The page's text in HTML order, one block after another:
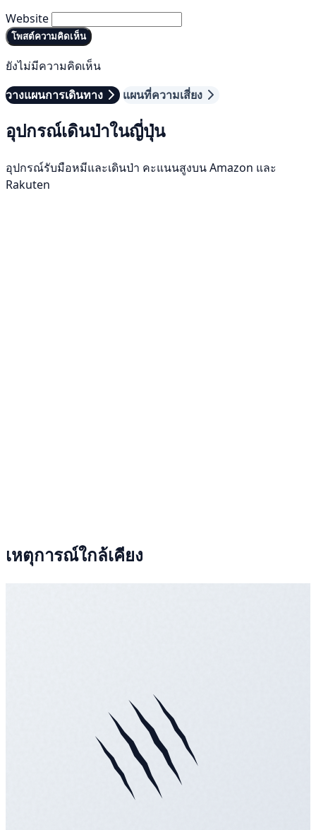
Website
โพสต์ความคิดเห็น
ยังไม่มีความคิดเห็น
วางแผนการเดินทาง
แผนที่ความเสี่ยง
อุปกรณ์เดินป่าในญี่ปุ่น
อุปกรณ์รับมือหมีและเดินป่า คะแนนสูงบน Amazon และ
Rakuten
เหตุการณ์ใกล้เคียง